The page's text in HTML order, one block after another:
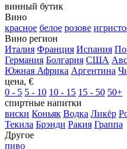
винный бутик
Вино
красное белое розове
Вино регион
Италия Франция Испания
Германия Болгария США
Южная Африка Аргентина
цена, €
0 - 5 5 - 10 10 - 15 15 - 50 50+
спиртные напитки
виски Коньяк Водка Ликёр
Текила Брэнди Ракия Граппа
Другое
пиво